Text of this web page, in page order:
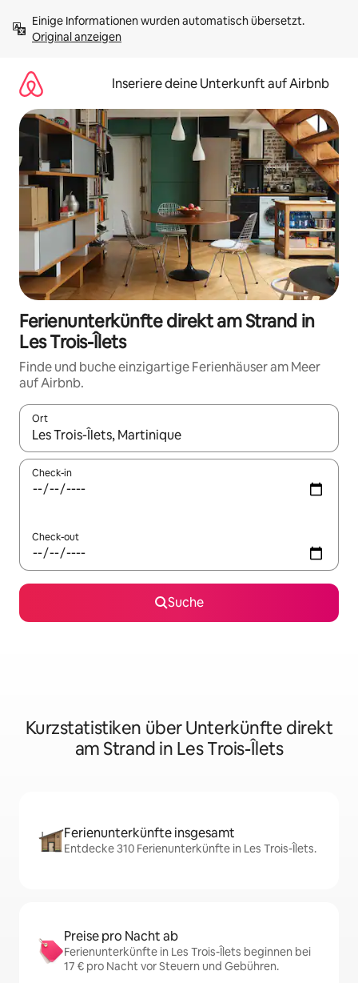
Inhalten
springenOriginal anzeigen
Inseriere deine Unterkunft auf Airbnb
Ferienunterkünfte direkt am Strand in
Les Trois-Îlets
Finde und buche einzigartige Ferienhäuser am Meer
auf Airbnb.
Ort
Wenn Ergebnisse verfügbar sind, navigiere mit den
Check-in
Check-out
Suche
Kurzstatistiken über Unterkünfte direkt
am Strand in Les Trois-Îlets
Ferienunterkünfte insgesamt
Entdecke 310 Ferienunterkünfte in Les Trois-Îlets.
Preise pro Nacht ab
Ferienunterkünfte in Les Trois-Îlets beginnen bei
17 € pro Nacht vor Steuern und Gebühren.